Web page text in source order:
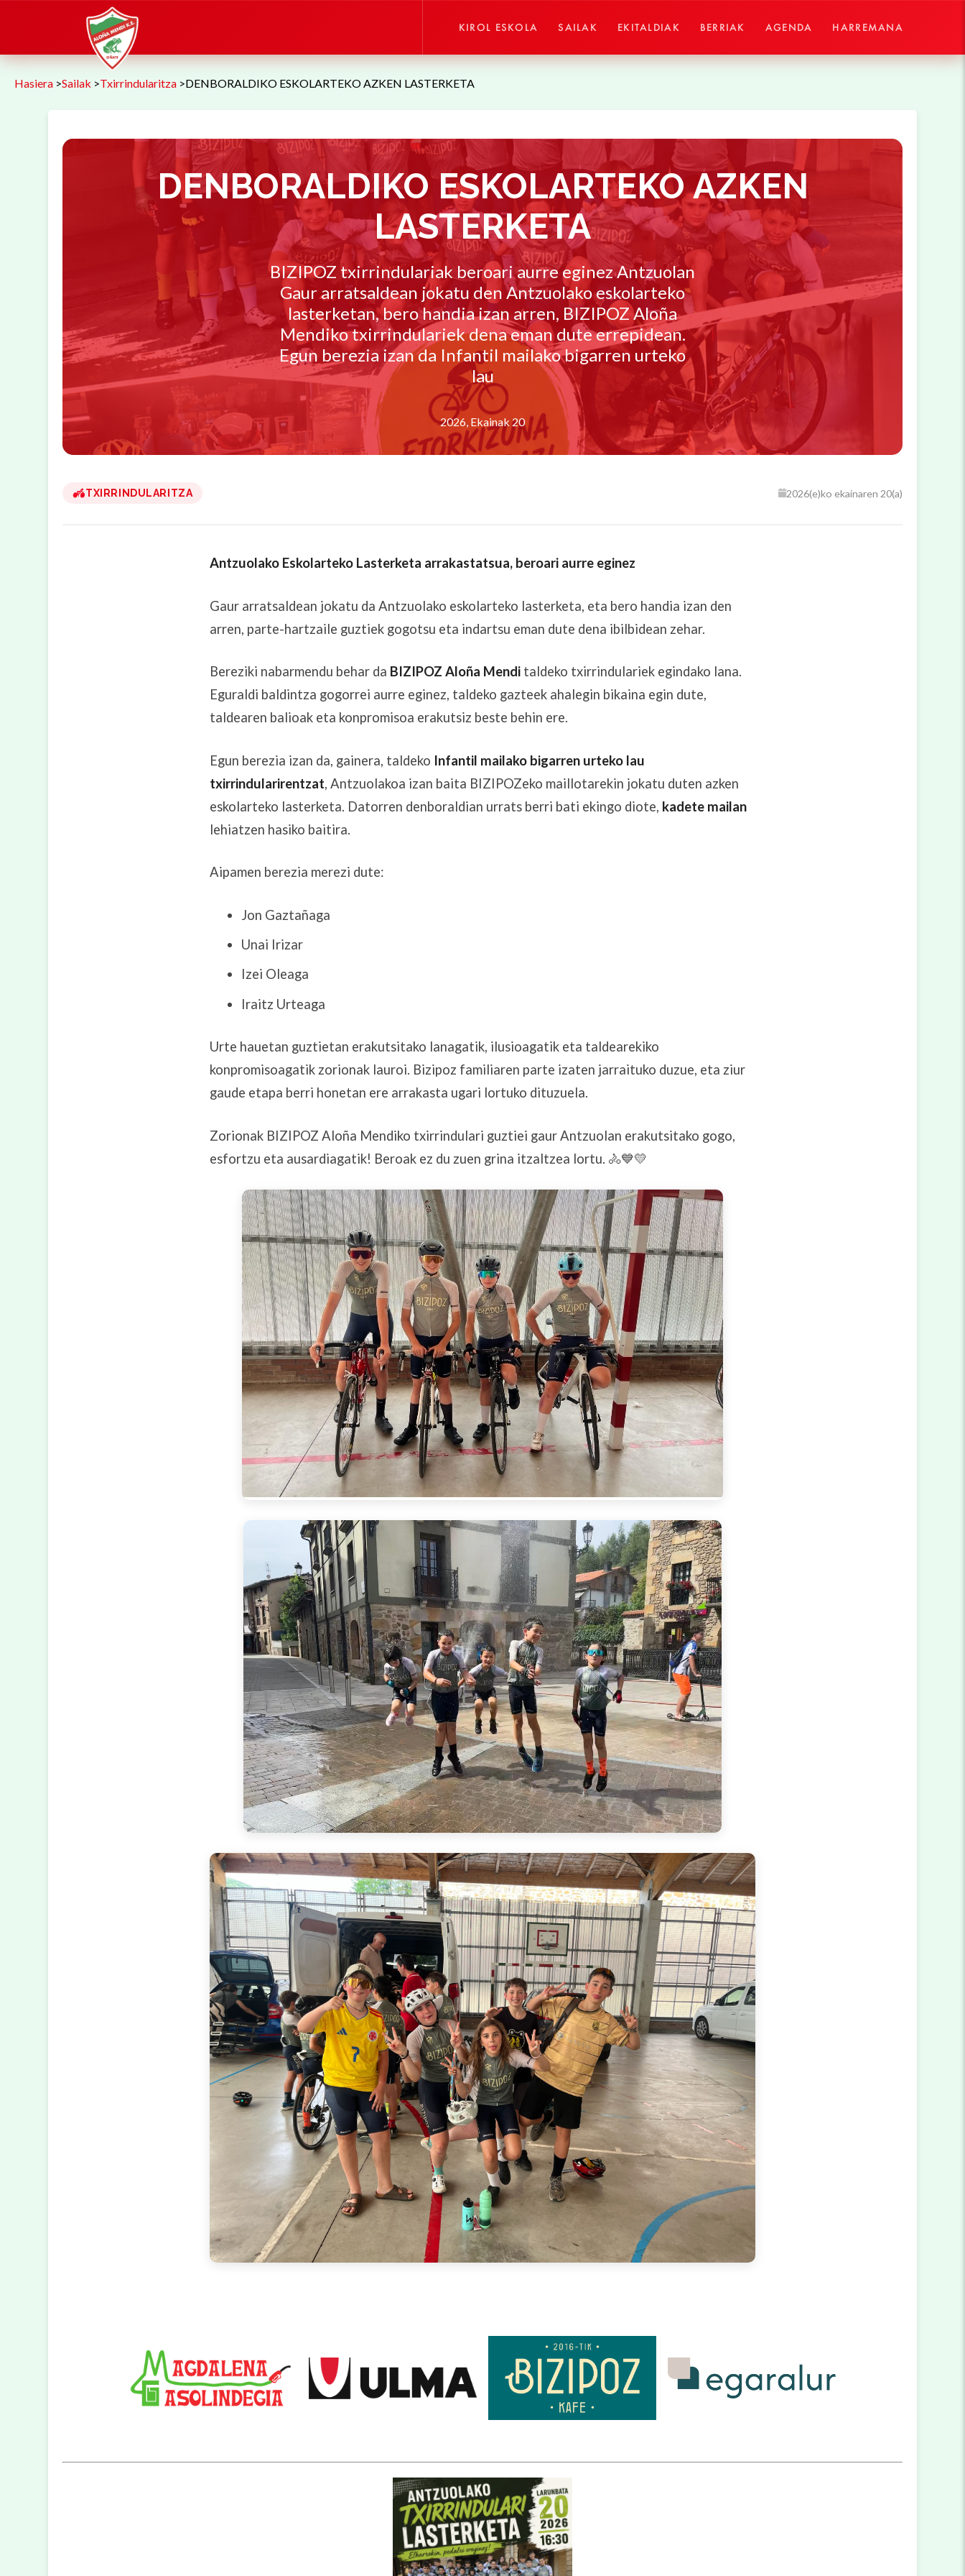
KIROL ESKOLA SAILAK EKITALDIAK BERRIAK AGENDA HARREMANA
Hasiera >Sailak >Txirrindularitza >DENBORALDIKO ESKOLARTEKO AZKEN LASTERKETA
DENBORALDIKO ESKOLARTEKO AZKEN
LASTERKETA
BIZIPOZ txirrindulariak beroari aurre eginez Antzuolan
Gaur arratsaldean jokatu den Antzuolako eskolarteko
lasterketan, bero handia izan arren, BIZIPOZ Aloña
Mendiko txirrindulariek dena eman dute errepidean.
Egun berezia izan da Infantil mailako bigarren urteko
lau
2026, Ekainak 20
TXIRRINDULARITZA 2026(e)ko ekainaren 20(a)
Antzuolako Eskolarteko Lasterketa arrakastatsua, beroari aurre eginez
Gaur arratsaldean jokatu da Antzuolako eskolarteko lasterketa, eta bero handia izan den
arren, parte-hartzaile guztiek gogotsu eta indartsu eman dute dena ibilbidean zehar.
Bereziki nabarmendu behar da BIZIPOZ Aloña Mendi taldeko txirrindulariek egindako lana.
Eguraldi baldintza gogorrei aurre eginez, taldeko gazteek ahalegin bikaina egin dute,
taldearen balioak eta konpromisoa erakutsiz beste behin ere.
Egun berezia izan da, gainera, taldeko Infantil mailako bigarren urteko lau
txirrindularirentzat, Antzuolakoa izan baita BIZIPOZeko maillotarekin jokatu duten azken
eskolarteko lasterketa. Datorren denboraldian urrats berri bati ekingo diote, kadete mailan
lehiatzen hasiko baitira.
Aipamen berezia merezi dute:
Jon Gaztañaga
Unai Irizar
Izei Oleaga
Iraitz Urteaga
Urte hauetan guztietan erakutsitako lanagatik, ilusioagatik eta taldearekiko
konpromisoagatik zorionak lauroi. Bizipoz familiaren parte izaten jarraituko duzue, eta ziur
gaude etapa berri honetan ere arrakasta ugari lortuko dituzuela.
Zorionak BIZIPOZ Aloña Mendiko txirrindulari guztiei gaur Antzuolan erakutsitako gogo,
esfortzu eta ausardiagatik! Beroak ez du zuen grina itzaltzea lortu. 🚴💙💛